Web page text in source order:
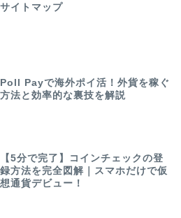
サイトマップ
Poll Payで海外ポイ活！外貨を稼ぐ
方法と効率的な裏技を解説
【5分で完了】コインチェックの登
録方法を完全図解｜スマホだけで仮
想通貨デビュー！